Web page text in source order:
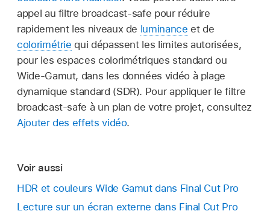
Dans labarre latérale Bibliothèquesde
Final Cut Pro, sélectionnez la bibliothèque.
Pour ouvrir l’inspecteur des propriétés de
bibliothèque, procédez de l’une des manières
suivantes :
bibliothèque (ou appuyez sur
Contrôle + Commande + J).
Dans la barre latérale Bibliothèques
sélectionnez ce dernier (ou double-cliquez
dessus pour l’ouvrir dans la timeline
).
Procédez de l’une des manières suivantes :
appel au filtre broadcast-safe pour réduire
rapidement les niveaux de luminance et de
colorimétrie qui dépassent les limites autorisées,
pour les espaces colorimétriques standard ou
Wide-Gamut, dans les données vidéo à plage
dynamique standard (SDR). Pour appliquer le filtre
broadcast-safe à un plan de votre projet, consultez
Ajouter des effets vidéo.
Voir aussi
HDR et couleurs Wide Gamut dans Final Cut Pro
Lecture sur un écran externe dans Final Cut Pro